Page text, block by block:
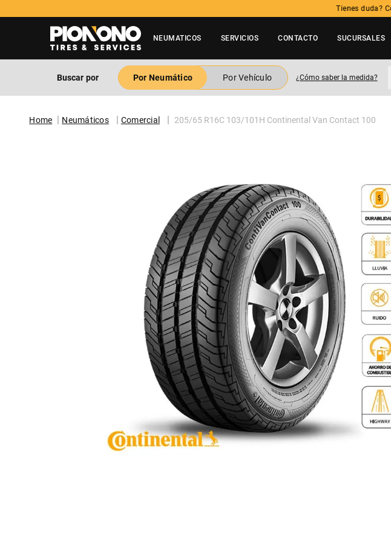
NEUMATICOS SERVICIOS CONTACTO SUCURSALES
Buscar por Por Neumático Por Vehículo ¿Cómo saber la medida?
Neumáticos Comercial 205/65 R16C 103/101H Continental Van Contact 100
TÉRMINOS MÁS BUSCADOS
. neumatico
3. 235